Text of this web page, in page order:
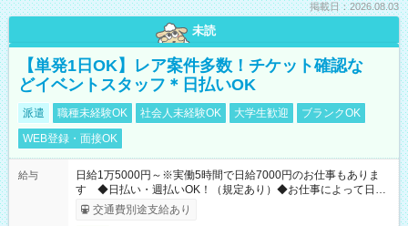
掲載日：2026.08.03
未読
【単発1日OK】レア案件多数！チケット確認な
どイベントスタッフ＊日払いOK
派遣 職種未経験OK 社会人未経験OK 大学生歓迎
ブランクOK
WEB登録・面接OK
給与
日給1万5000円～※実働5時間で日給7000円のお仕事もありま
す ◆日払い・週払いOK！（規定あり）◆お仕事によって日給
も異なります
交通費別途支給あり